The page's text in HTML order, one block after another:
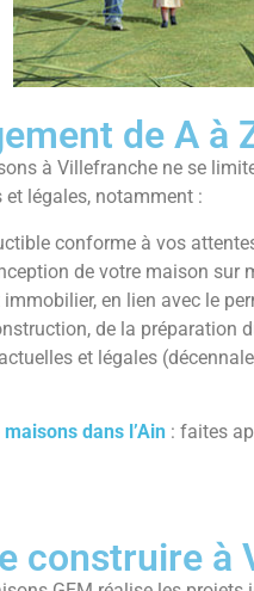
de A à
à Villefranche ne se
légales, notamment :
conforme à vos
de votre maison sur
en lien avec le
de la préparation
et légales
dans l’Ain : faites
construire à